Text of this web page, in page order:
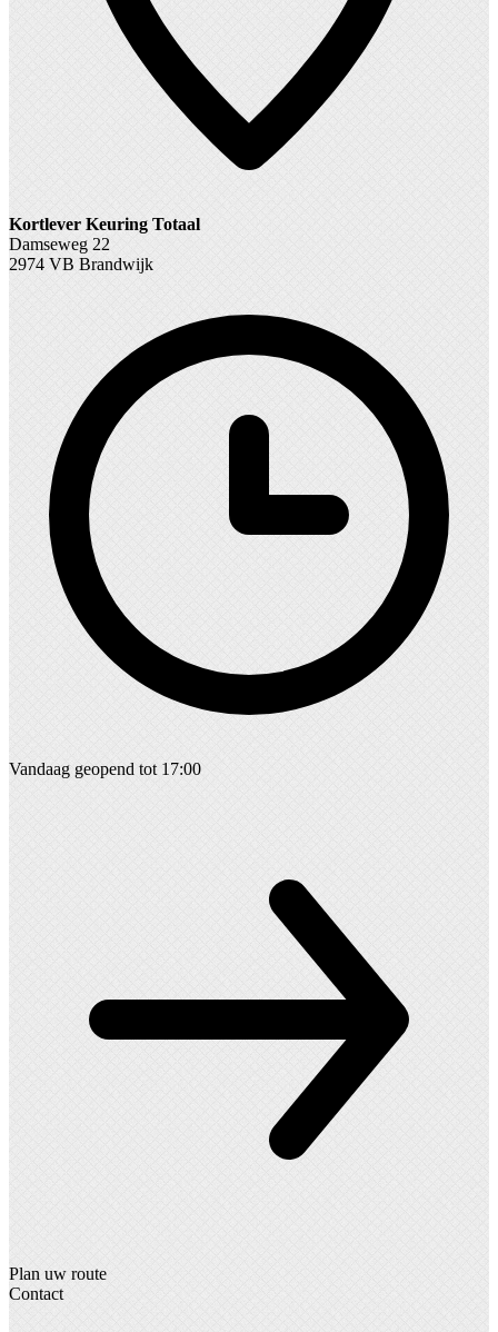
Kortlever Keuring Totaal
Damseweg 22
2974 VB Brandwijk
Vandaag geopend tot 17:00
Plan uw route
Contact